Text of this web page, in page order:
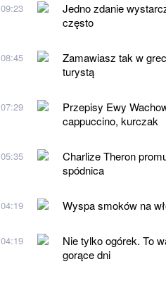
09:23
Jedno zdanie
często
08:45
Zamawiasz tak w
turystą
07:29
Przepisy Ewy
cappuccino, kurczak
05:35
Charlize Theron
spódnica
04:19 Wyspa smoków na
04:19
Nie tylko ogórek. To
gorące dni